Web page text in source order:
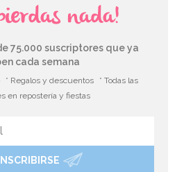
nada!
75.000 suscriptores que ya
cada semana
* Regalos y descuentos
* Todas las
en repostería y fiestas
INSCRIBIRSE